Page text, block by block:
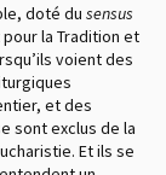
doté du sensus
la Tradition et
voient des
et des
sont exclus de la
Et ils se